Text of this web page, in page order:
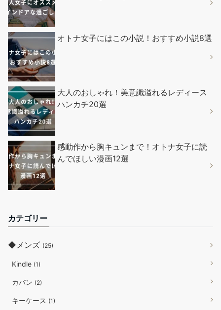
オトナ女子にはこの小説！おすすめ小説8選
大人のおしゃれ！美意識溢れるレディース
ハンカチ20選
感動作から胸キュンまで！オトナ女子に読
んでほしい漫画12選
カテゴリー
◆メンズ (25)
Kindle (1)
カバン (2)
キーケース (1)